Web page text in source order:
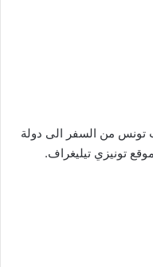
من السفر الى دولة
تونيزي تيليغراف.